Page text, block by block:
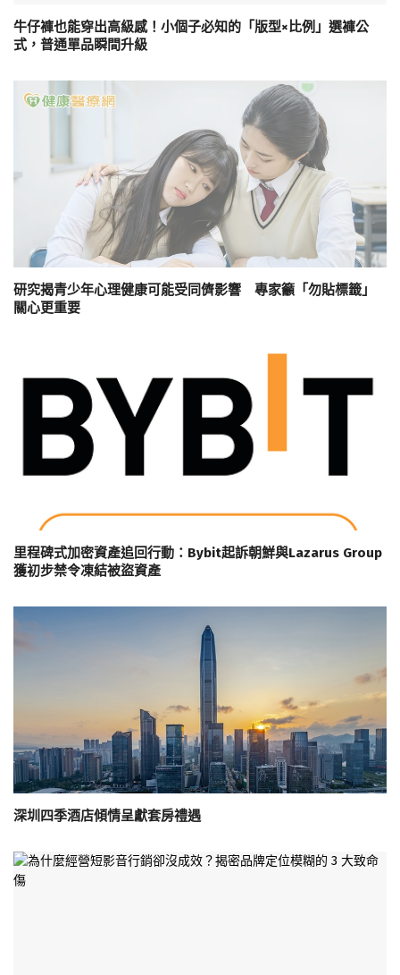
牛仔褲也能穿出高級感！小個子必知的「版型×比例」選褲公
式，普通單品瞬間升級
研究揭青少年心理健康可能受同儕影響 專家籲「勿貼標籤」
關心更重要
里程碑式加密資產追回行動：Bybit起訴朝鮮與Lazarus Group
獲初步禁令凍結被盜資產
深圳四季酒店傾情呈獻套房禮遇